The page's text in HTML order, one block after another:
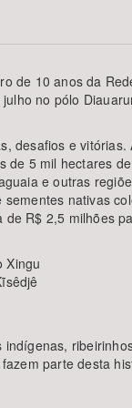
de 10 anos da
no pólo
desafios e vitórias.
de 5 mil hectares
e outras
nativas
R$ 2,5 milhões
Xingu
parte desta